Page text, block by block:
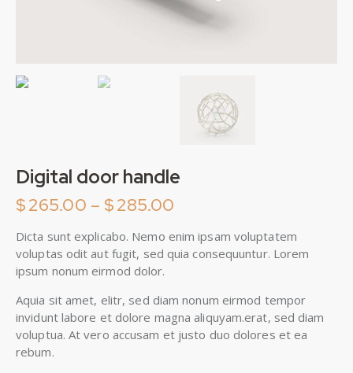
Digital door handle
$265.00 – $285.00
Dicta sunt explicabo. Nemo enim ipsam voluptatem
voluptas odit aut fugit, sed quia consequuntur. Lorem
ipsum nonum eirmod dolor.
Aquia sit amet, elitr, sed diam nonum eirmod tempor
invidunt labore et dolore magna aliquyam.erat, sed diam
voluptua. At vero accusam et justo duo dolores et ea
rebum.